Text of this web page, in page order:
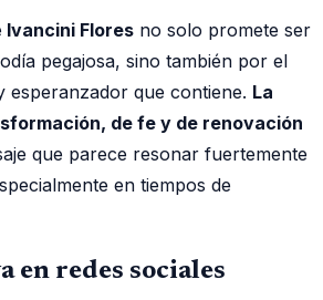
Ivancini Flores no solo promete ser
pegajosa, sino también por el
esperanzador que contiene. La
de fe y de renovación
que parece resonar fuertemente
en tiempos de
en redes sociales